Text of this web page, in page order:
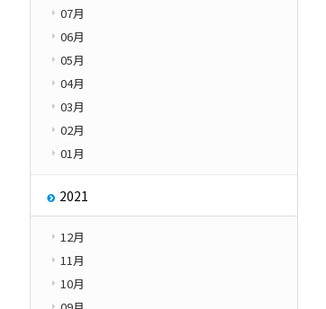
07月
06月
05月
04月
03月
02月
01月
2021
12月
11月
10月